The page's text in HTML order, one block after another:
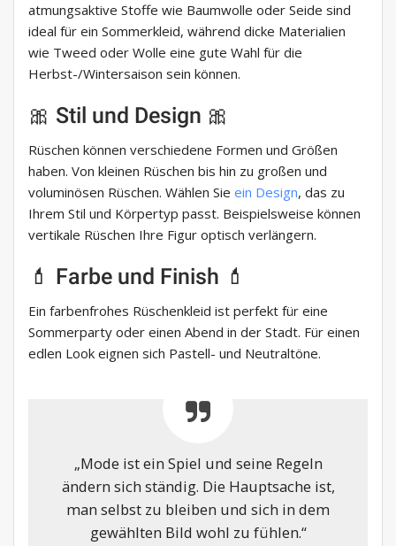
atmungsaktive Stoffe wie Baumwolle oder Seide sind
ideal für ein Sommerkleid, während dicke Materialien
wie Tweed oder Wolle eine gute Wahl für die
Herbst-/Wintersaison sein können.
🎀 Stil und Design 🎀
Rüschen können verschiedene Formen und Größen
haben. Von kleinen Rüschen bis hin zu großen und
voluminösen Rüschen. Wählen Sie ein Design, das zu
Ihrem Stil und Körpertyp passt. Beispielsweise können
vertikale Rüschen Ihre Figur optisch verlängern.
💄 Farbe und Finish 💄
Ein farbenfrohes Rüschenkleid ist perfekt für eine
Sommerparty oder einen Abend in der Stadt. Für einen
edlen Look eignen sich Pastell- und Neutraltöne.
„Mode ist ein Spiel und seine Regeln
ändern sich ständig. Die Hauptsache ist,
man selbst zu bleiben und sich in dem
gewählten Bild wohl zu fühlen.“